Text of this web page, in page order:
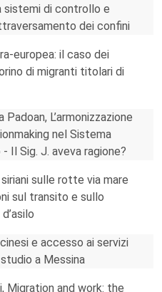
sistemi di controllo e
dei confini
europea: il caso dei
di migranti titolari di
L’armonizzazione
nel Sistema
- Il Sig. J. aveva ragione?
sulle rotte via mare
sul transito e sullo
e accesso ai servizi
a Messina
Migration and work: the